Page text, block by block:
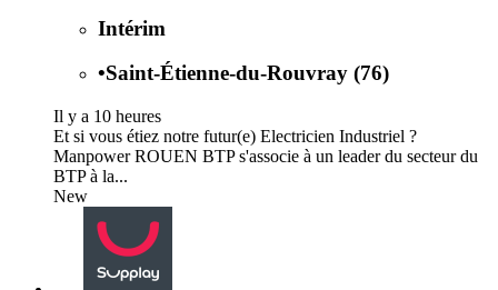
Intérim
•Saint-Étienne-du-Rouvray (76)
Il y a 10 heures
Et si vous étiez notre futur(e) Electricien Industriel ?
Manpower ROUEN BTP s'associe à un leader du secteur du
BTP à la...
New